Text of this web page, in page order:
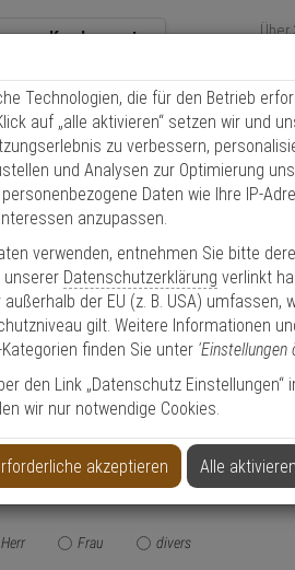
Kundencenter
Kontaktservice nutzen
16:30 Fr. 8:00 - 14:00 Uhr
Über
für Privatkunden
für Ihre Sicherheit!
Herr Frau divers
Technologien, die für den Betrieb
auf „alle aktivieren“ setzen wir und
zu verbessern,
und Analysen zur Optimierung
Daten wie Ihre IP-
anzupassen.
verwenden, entnehmen Sie bitte
unserer Datenschutzerklärung verlinkt
der EU (z. B. USA) umfassen,
gilt. Weitere Informationen
finden Sie unter 'Einstellungen
den Link „Datenschutz Einstellungen“
wir nur notwendige Cookies.
akzeptieren Alle aktivieren